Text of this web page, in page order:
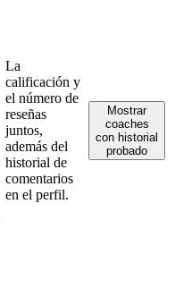
La
calificación y
el número de
reseñas
juntos,
además del
historial de
comentarios
en el perfil.
Mostrar
coaches
con historial
probado